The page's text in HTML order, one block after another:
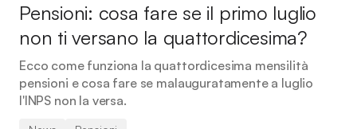
Pensioni: cosa fare se il primo luglio
non ti versano la quattordicesima?
Ecco come funziona la quattordicesima mensilità
pensioni e cosa fare se malauguratamente a luglio
l'INPS non la versa.